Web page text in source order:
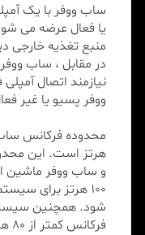
ساب ووفر با یک
یا فعال عرضه می
منبع تغذیه خارجی
در مقابل ، ساب
نیازمند اتصال
ووفر پسیو یا غیر
هرتز است. این
و ساب ووفر ماشین
100 هرتز برای
شود. همچنین
فرکانس کمتر از 80 هرتز کار می کنند.